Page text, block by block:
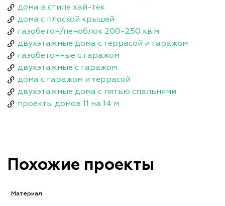
дома в стиле хай-тек
дома с плоской крышей
газобетон/пеноблок 200-250 кв.м
двухэтажные дома с террасой и гаражом
газобетонные с гаражом
двухэтажные с гаражом
дома с гаражом и террасой
двухэтажные дома с пятью спальнями
проекты домов 11 на 14 м
Похожие проекты
Материал